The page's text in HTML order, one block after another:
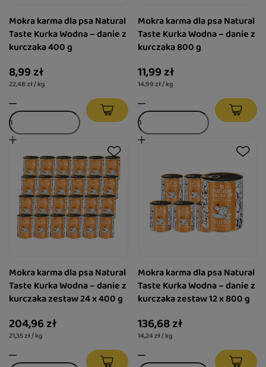
Mokra karma dla psa Natural
Taste Kurka Wodna – danie z
kurczaka 400 g
8,99 zł
22,48 zł / kg
Mokra karma dla psa Natural
Taste Kurka Wodna – danie z
kurczaka 800 g
11,99 zł
14,99 zł / kg
Mokra karma dla psa Natural
Taste Kurka Wodna – danie z
kurczaka zestaw 24 x 400 g
204,96 zł
21,35 zł / kg
Mokra karma dla psa Natural
Taste Kurka Wodna – danie z
kurczaka zestaw 12 x 800 g
136,68 zł
14,24 zł / kg